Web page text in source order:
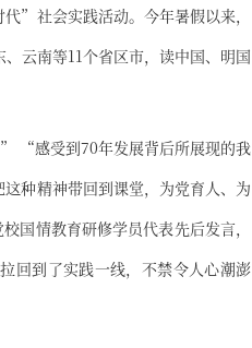
”社会实践活动。今年暑假以来，
云南等11个省区市，读中国、明国
“感受到70年发展背后所展现的我
种精神带回到课堂，为党育人、为
国情教育研修学员代表先后发言，
回到了实践一线，不禁令人心潮澎